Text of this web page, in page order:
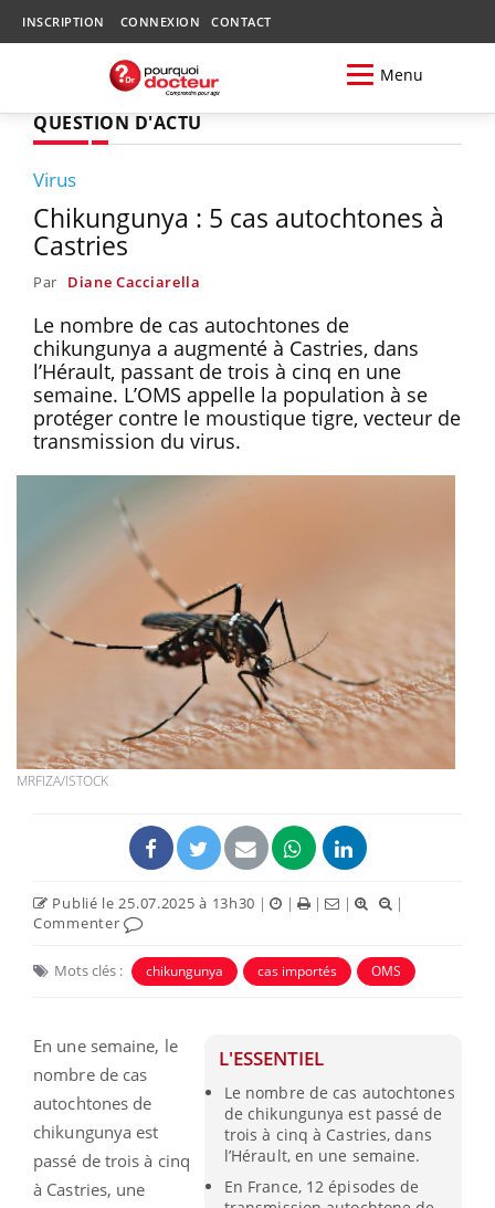
INSCRIPTION CONNEXION CONTACT
Menu
QUESTION D'ACTU
Virus
Chikungunya : 5 cas autochtones à
Castries
Par Diane Cacciarella
Le nombre de cas autochtones de
chikungunya a augmenté à Castries, dans
l’Hérault, passant de trois à cinq en une
semaine. L’OMS appelle la population à se
protéger contre le moustique tigre, vecteur de
transmission du virus.
MRFIZA/ISTOCK
Publié le 25.07.2025 à 13h30 | | | |
|
Commenter
Mots clés : chikungunya cas importés OMS
L'ESSENTIEL
Le nombre de cas autochtones
de chikungunya est passé de
trois à cinq à Castries, dans
l’Hérault, en une semaine.
En France, 12 épisodes de
En une semaine, le
nombre de cas
autochtones de
chikungunya est
passé de trois à cinq
à Castries, une